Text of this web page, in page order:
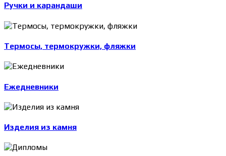
Ручки и карандаши
Термосы, термокружки, фляжки
Ежедневники
Изделия из камня